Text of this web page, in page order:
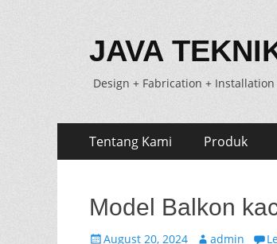
JAVA
Design + Fabrication +
Primary
Menu
Tentang Kami Produk
Model Balkon
Posted
August 20, 2024 Author
admin